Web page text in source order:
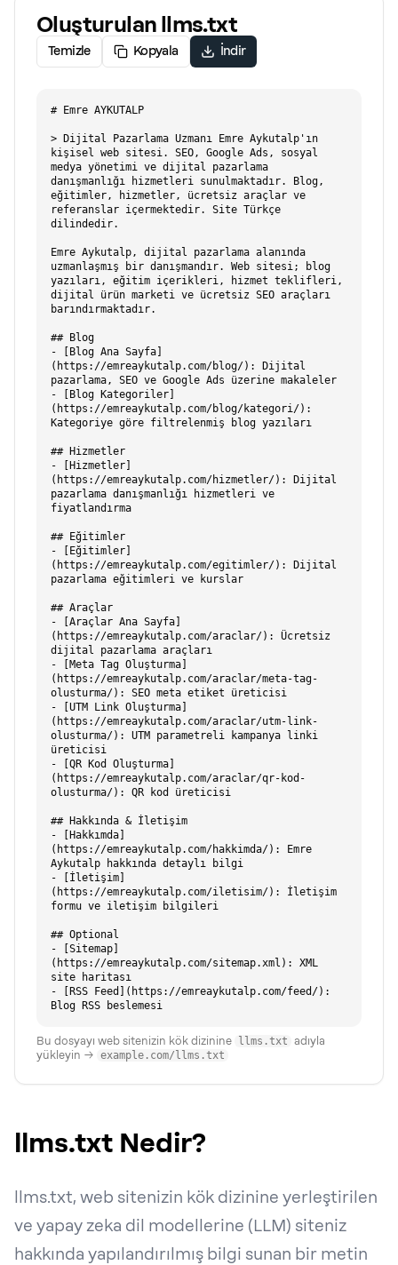
Oluşturulan llms.txt
Temizle Kopyala İndir
# Emre AYKUTALP
> Dijital Pazarlama Uzmanı Emre Aykutalp'ın
kişisel web sitesi. SEO, Google Ads, sosyal
medya yönetimi ve dijital pazarlama
danışmanlığı hizmetleri sunulmaktadır. Blog,
eğitimler, hizmetler, ücretsiz araçlar ve
referanslar içermektedir. Site Türkçe
dilindedir.
Emre Aykutalp, dijital pazarlama alanında
uzmanlaşmış bir danışmandır. Web sitesi; blog
yazıları, eğitim içerikleri, hizmet teklifleri,
dijital ürün marketi ve ücretsiz SEO araçları
barındırmaktadır.
## Blog
- [Blog Ana Sayfa]
(https://emreaykutalp.com/blog/): Dijital
pazarlama, SEO ve Google Ads üzerine makaleler
- [Blog Kategoriler]
(https://emreaykutalp.com/blog/kategori/):
Kategoriye göre filtrelenmiş blog yazıları
## Hizmetler
- [Hizmetler]
(https://emreaykutalp.com/hizmetler/): Dijital
pazarlama danışmanlığı hizmetleri ve
fiyatlandırma
## Eğitimler
- [Eğitimler]
(https://emreaykutalp.com/egitimler/): Dijital
pazarlama eğitimleri ve kurslar
## Araçlar
- [Araçlar Ana Sayfa]
(https://emreaykutalp.com/araclar/): Ücretsiz
dijital pazarlama araçları
- [Meta Tag Oluşturma]
(https://emreaykutalp.com/araclar/meta-tag-
olusturma/): SEO meta etiket üreticisi
- [UTM Link Oluşturma]
(https://emreaykutalp.com/araclar/utm-link-
olusturma/): UTM parametreli kampanya linki
üreticisi
- [QR Kod Oluşturma]
(https://emreaykutalp.com/araclar/qr-kod-
olusturma/): QR kod üreticisi
## Hakkında & İletişim
- [Hakkımda]
(https://emreaykutalp.com/hakkimda/): Emre
Aykutalp hakkında detaylı bilgi
- [İletişim]
(https://emreaykutalp.com/iletisim/): İletişim
formu ve iletişim bilgileri
## Optional
- [Sitemap]
(https://emreaykutalp.com/sitemap.xml): XML
site haritası
- [RSS Feed](https://emreaykutalp.com/feed/):
Bu dosyayı web sitenizin kök dizinine llms.txt adıyla
yükleyin → example.com/llms.txt
llms.txt Nedir?
llms.txt, web sitenizin kök dizinine yerleştirilen
ve yapay zeka dil modellerine (LLM) siteniz
hakkında yapılandırılmış bilgi sunan bir metin